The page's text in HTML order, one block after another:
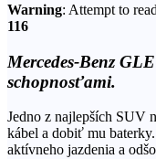
Warning: Attempt to
116
Mercedes-Benz
schopnosťami.
Jedno z najlepších SUV
kábel a dobiť mu
aktívneho jazdenia a